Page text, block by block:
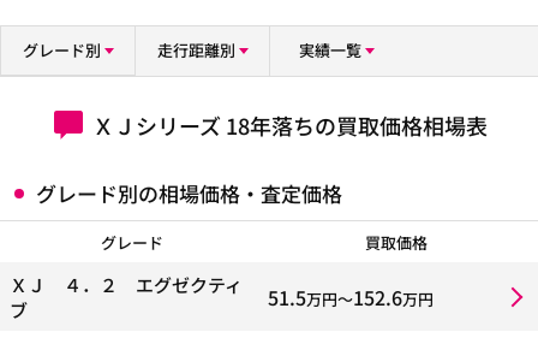
グレード別 走行距離別 実績一覧
ＸＪシリーズ 18年落ちの買取価格相場表
グレード別の相場価格・査定価格
グレード 買取価格
ＸＪ ４．２ エグゼクティ
ブ
51.5万円〜152.6万円